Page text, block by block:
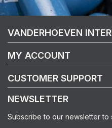
VANDERHOEVEN
MY ACCOUNT
CUSTOMER SUPPORT
NEWSLETTER
Subscribe to our newsletter to